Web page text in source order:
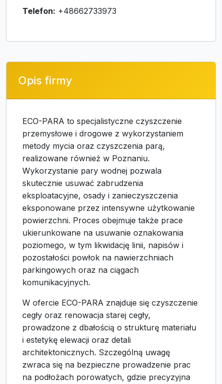
Telefon: +48662733973
Opis firmy
ECO-PARA to specjalistyczne czyszczenie
przemysłowe i drogowe z wykorzystaniem
metody mycia oraz czyszczenia parą,
realizowane również w Poznaniu.
Wykorzystanie pary wodnej pozwala
skutecznie usuwać zabrudzenia
eksploatacyjne, osady i zanieczyszczenia
eksponowane przez intensywne użytkowanie
powierzchni. Proces obejmuje także prace
ukierunkowane na usuwanie oznakowania
poziomego, w tym likwidację linii, napisów i
pozostałości powłok na nawierzchniach
parkingowych oraz na ciągach
komunikacyjnych.
W ofercie ECO-PARA znajduje się czyszczenie
cegły oraz renowacja starej cegły,
prowadzone z dbałością o strukturę materiału
i estetykę elewacji oraz detali
architektonicznych. Szczególną uwagę
zwraca się na bezpieczne prowadzenie prac
na podłożach porowatych, gdzie precyzyjna